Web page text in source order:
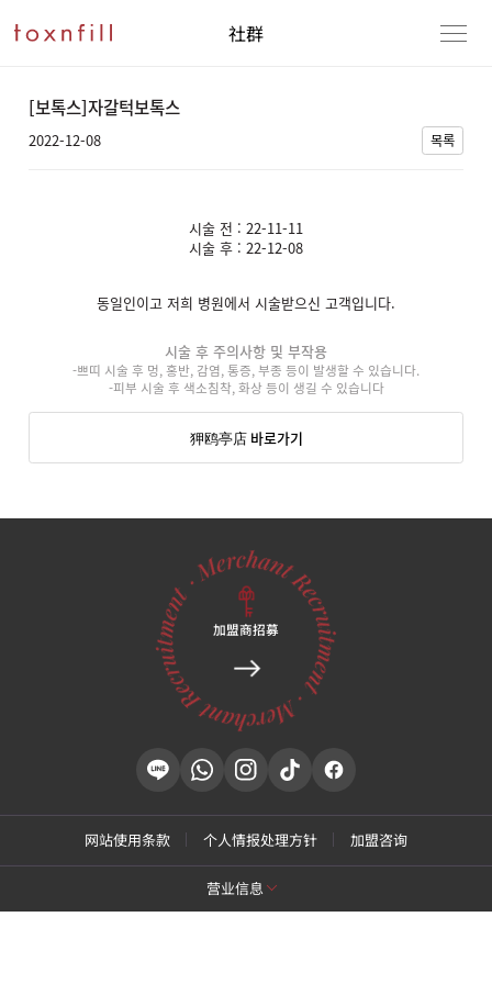
社群
[보톡스]자갈턱보톡스
2022-12-08 목록
시술 전 : 22-11-11
시술 후 : 22-12-08
동일인이고 저희 병원에서 시술받으신 고객입니다.
시술 후 주의사항 및 부작용
-쁘띠 시술 후 멍, 홍반, 감염, 통증, 부종 등이 발생할 수 있습니다.
-피부 시술 후 색소침착, 화상 등이 생길 수 있습니다
狎鸥亭店 바로가기
加盟商招募
网站使用条款 个人情报处理方针 加盟咨询
营业信息